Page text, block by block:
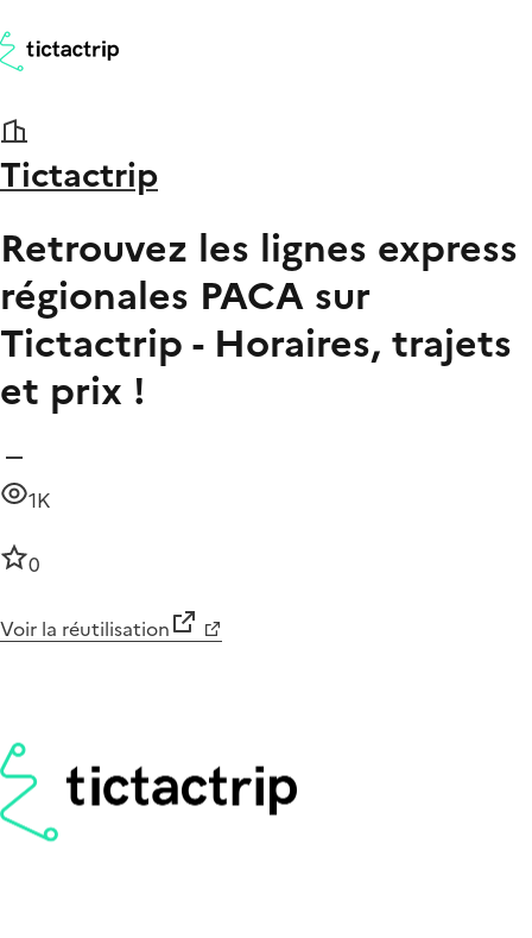
Tictactrip
Retrouvez les lignes express
régionales PACA sur
Tictactrip - Horaires, trajets
et prix !
1K
0
Voir la réutilisation